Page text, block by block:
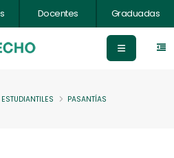
Docentes Graduadas
PASANTÍAS